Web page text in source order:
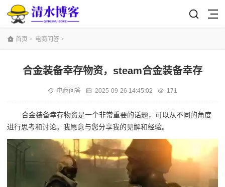
首页 > 电商问答 >
合金装备幸存物资，steam合金装备幸存
电商问答 2025-09-26 14:45:02 171
合金装备幸存物资是一个非常重要的话题，可以从不同的角度
进行思考和讨论。我愿意与您分享我的见解和经验。